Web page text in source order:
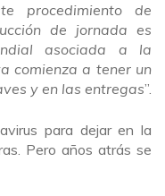
procedimiento de
de jornada es
asociada a la
comienza a tener un
y en las entregas”.
para dejar en la
Pero años atrás se